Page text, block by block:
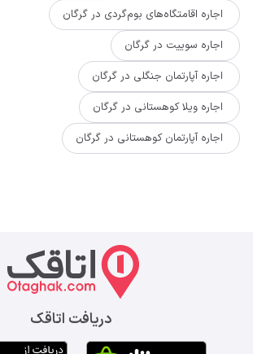
اجاره اقامتگاه‌های بوم‌گردی در گرگان
اجاره سوییت در گرگان
اجاره آپارتمان جنگلی در گرگان
اجاره ویلا کوهستانی در گرگان
اجاره آپارتمان کوهستانی در گرگان
دریافت اتاقک